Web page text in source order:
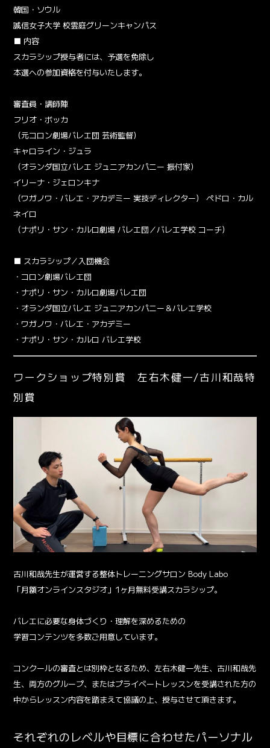
韓国・ソウル
誠信女子大学 校雲庭グリーンキャンパス
■ 内容
スカラシップ授与者には、予選を免除し
本選への参加資格を付与いたします。
審査員・講師陣
フリオ・ボッカ
（元コロン劇場バレエ団 芸術監督）
キャロライン・ジュラ
（オランダ国立バレエ ジュニアカンパニー 振付家）
イリーナ・ジェロンキナ
（ワガノワ・バレエ・アカデミー 実技ディレクター） ペドロ・カル
ネイロ
（ナポリ・サン・カルロ劇場 バレエ団／バレエ学校 コーチ）
■ スカラシップ／入団機会
・コロン劇場バレエ団
・ナポリ・サン・カルロ劇場バレエ団
・オランダ国立バレエ ジュニアカンパニー＆バレエ学校
・ワガノワ・バレエ・アカデミー
・ナポリ・サン・カルロ バレエ学校
ワークショップ特別賞 左右木健一/古川和哉特
別賞
古川和哉先生が運営する整体トレーニングサロン Body Labo
「月額オンラインスタジオ」1ヶ月無料受講スカラシップ。
バレエに必要な身体づくり・理解を深めるための
学習コンテンツを多数ご用意しています。
コンクールの審査とは別枠となるため、左右木健一先生、古川和哉先
生、両方のグループ、またはプライベートレッスンを受講された方の
中からレッスン内容を踏まえて協議の上、授与させて頂きます。
それぞれのレベルや目標に合わせたパーソナル